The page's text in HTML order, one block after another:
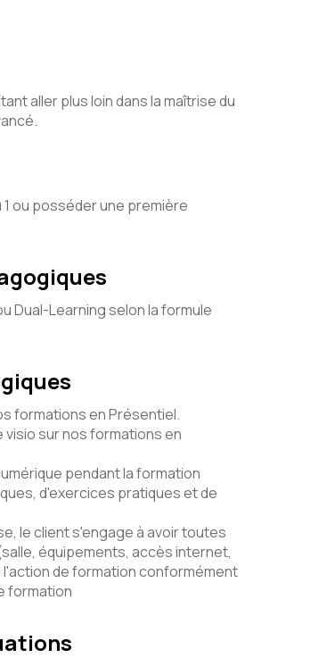
aller plus loin dans la maîtrise du
ou posséder une première
Dual-Learning selon la formule
formations en Présentiel.
sur nos formations en
pendant la formation
d'exercices pratiques et de
le client s'engage à avoir toutes
équipements, accès internet,
de formation conformément
formation